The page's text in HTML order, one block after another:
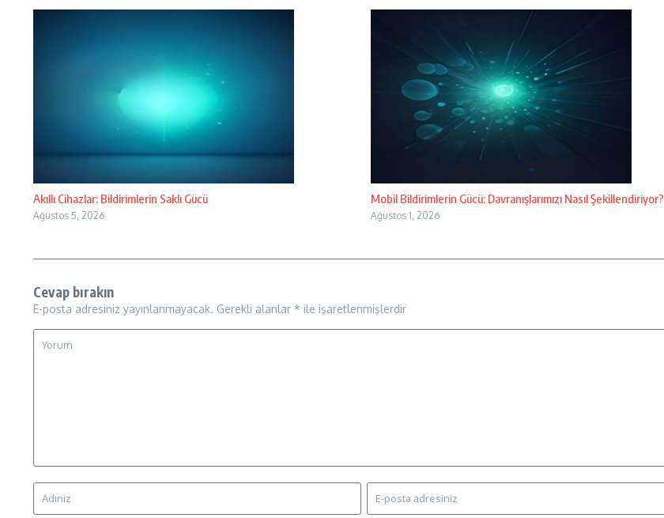
Akıllı Cihazlar: Bildirimlerin Saklı Gücü
Ağustos 5, 2026
Mobil Bildirimlerin Gücü: Davranışlarımızı Nasıl Şekillendiriyor?
Ağustos 1, 2026
Cevap bırakın
E-posta adresiniz yayınlanmayacak. Gerekli alanlar * ile işaretlenmişlerdir